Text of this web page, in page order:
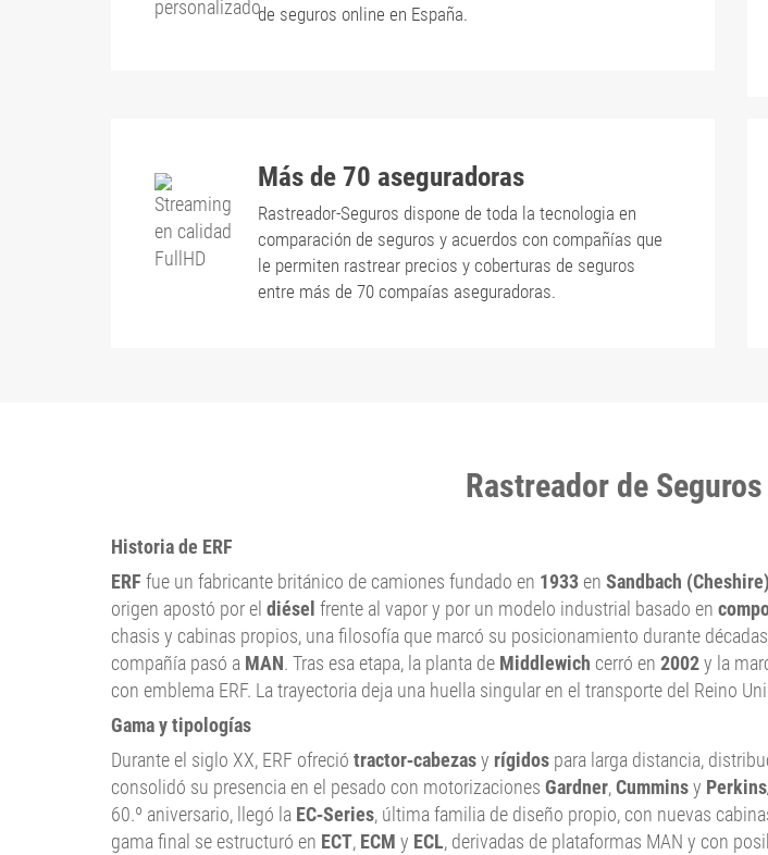
de seguros online en España.
Más de 70 aseguradoras
Rastreador-Seguros dispone de toda la tecnologia en
comparación de seguros y acuerdos con compañías que
le permiten rastrear precios y coberturas de seguros
entre más de 70 compaías aseguradoras.
Rastreador de
Historia de ERF
ERF fue un fabricante británico de camiones fundado en 1933 en Sandbach (Cheshire)
origen apostó por el diésel frente al vapor y por un modelo industrial basado en
chasis y cabinas propios, una filosofía que marcó su posicionamiento durante
compañía pasó a MAN. Tras esa etapa, la planta de Middlewich cerró en 2002y la
con emblema ERF. La trayectoria deja una huella singular en el transporte del Reino
Gama y tipologías
Durante el siglo XX, ERF ofreció tractor‑cabezasy rígidos para larga distancia,
consolidó su presencia en el pesado con motorizaciones Gardner,Cumminsy
60.º aniversario, llegó la EC‑Series, última familia de diseño propio, con nuevas
gama final se estructuró en ECT, ECM y ECL, derivadas de plataformas MAN y con